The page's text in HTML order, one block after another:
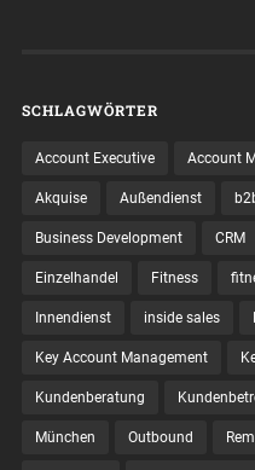
SCHLAGWÖRTER
Account Executive Account
Akquise Außendienst
Business Development CRM
Einzelhandel Fitness
Innendienst inside sales
Key Account Management
Kundenberatung
München Outbound